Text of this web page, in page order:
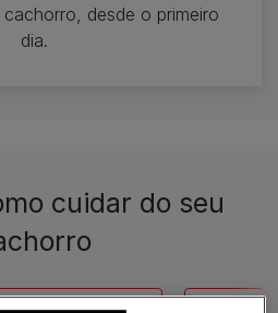
desde o primeiro
dia.
cuidar do seu